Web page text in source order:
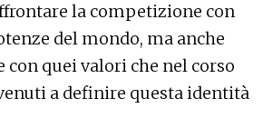
la competizione con
del mondo, ma anche
con quei valori che nel corso
a definire questa identità